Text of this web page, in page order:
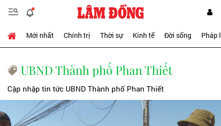
Mới nhất Chính trị Thời sự Kinh tế Đời sống Pháp
UBND Thành phố Phan Thiết
Cập nhập tin tức UBND Thành phố Phan Thiết